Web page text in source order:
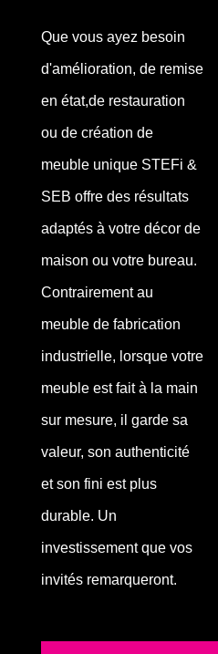
Que vous ayez besoin
d'amélioration, de remise
en état,de restauration
ou de création de
meuble unique STEFi &
SEB offre des résultats
adaptés à votre décor de
maison ou votre bureau.
Contrairement au
meuble de fabrication
industrielle, lorsque votre
meuble est fait à la main
sur mesure, il garde sa
valeur, son authenticité
et son fini est plus
durable. Un
investissement que vos
invités remarqueront.